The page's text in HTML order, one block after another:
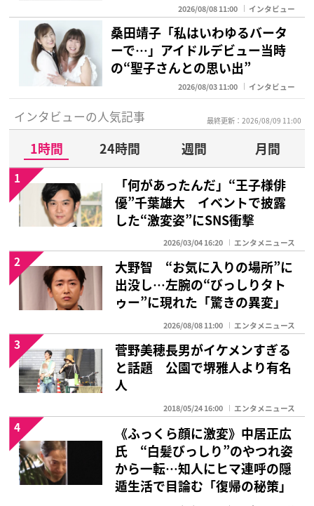
2026/08/08 11:00 インタビュー
桑田靖子「私はいわゆるバータ
ーで…」アイドルデビュー当時
の“聖子さんとの思い出”
2026/08/03 11:00 インタビュー
インタビューの人気記事 最終更新：2026/08/09 11:00
1時間 24時間 週間
月間
「何があったんだ」“王子様俳
優”千葉雄大 イベントで披露
した“激変姿”にSNS衝撃
2026/03/04 16:20 エンタメニュース
1
大野智 “お気に入りの場所”に
出没し…左腕の“びっしりタト
ゥー”に現れた「驚きの異変」
2026/08/08 11:00 エンタメニュース
2
菅野美穂長男がイケメンすぎる
と話題 公園で堺雅人より有名
人
2018/05/24 16:00 エンタメニュース
3
《ふっくら顔に激変》中居正広
氏 “白髪びっしり”のやつれ姿
から一転…知人にヒマ連呼の隠
遁生活で目論む「復帰の秘策」
4